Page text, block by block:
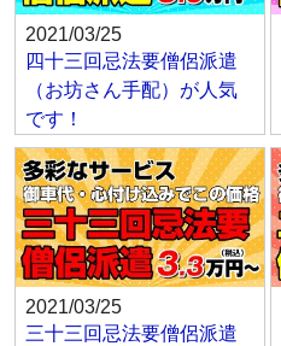
2021/03/25
四十三回忌法要僧侶派遣
（お坊さん手配）が人気
です！
2021/03/25
三十三回忌法要僧侶派遣